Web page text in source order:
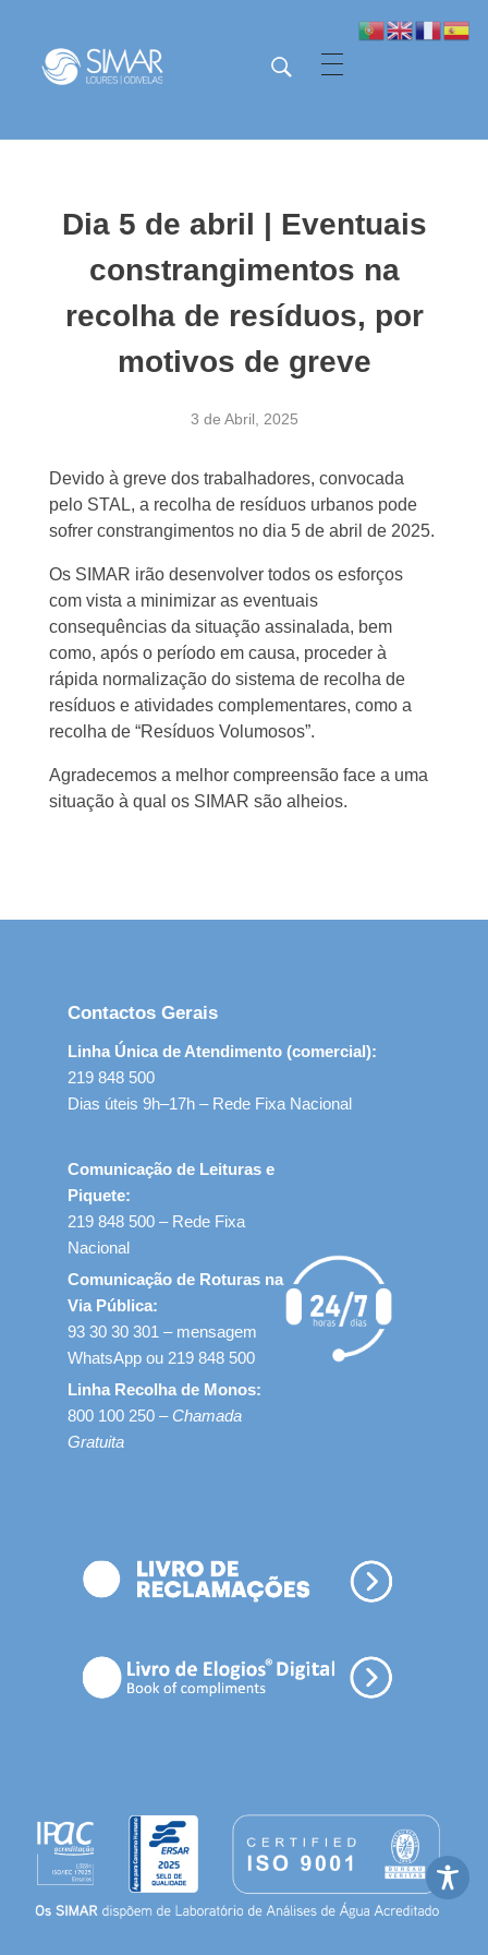
Dia 5 de abril | Eventuais
constrangimentos na
recolha de resíduos, por
motivos de greve
3 de Abril, 2025
Devido à greve dos trabalhadores, convocada
pelo STAL, a recolha de resíduos urbanos pode
sofrer constrangimentos no dia 5 de abril de 2025.
Os SIMAR irão desenvolver todos os esforços
com vista a minimizar as eventuais
consequências da situação assinalada, bem
como, após o período em causa, proceder à
rápida normalização do sistema de recolha de
resíduos e atividades complementares, como a
recolha de “Resíduos Volumosos”.
Agradecemos a melhor compreensão face a uma
situação à qual os SIMAR são alheios.
Contactos Gerais
Linha Única de Atendimento (comercial):
219 848 500
Dias úteis 9h–17h – Rede Fixa Nacional
Comunicação de Leituras e
Piquete:
219 848 500 – Rede Fixa
Nacional
Comunicação de Roturas na
Via Pública:
93 30 30 301 – mensagem
WhatsApp ou 219 848 500
Linha Recolha de Monos:
800 100 250 – Chamada
Gratuita